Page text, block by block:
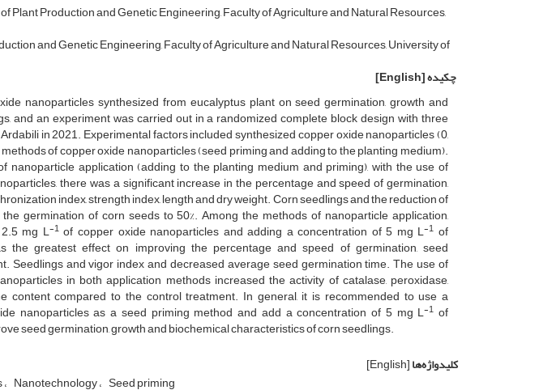
Plant Production and Genetic Engineering, Faculty of Agriculture and Natural Resources,
and Genetic Engineering, Faculty of Agriculture and Natural Resources, University of
چکیده[English]
nanoparticles synthesized from eucalyptus plant on seed germination, growth and
and an experiment was carried out in a randomized complete block design with three
in 2021. Experimental factors included synthesized copper oxide nanoparticles (0,
of copper oxide nanoparticles (seed priming and adding to the planting medium).
nanoparticle application (adding to the planting medium and priming), with the use of
there was a significant increase in the percentage and speed of germination,
index, strength index, length and dry weight. Corn seedlings and the reduction of
germination of corn seeds to 50%. Among the methods of nanoparticle application,
mg L-1of copper oxide nanoparticles and adding a concentration of 5 mg L-1 of
the greatest effect on improving the percentage and speed of germination, seed
Seedlings and vigor index and decreased average seed germination time. The use of
in both application methods increased the activity of catalase, peroxidase,
content compared to the control treatment. In general, it is recommended to use a
nanoparticles as a seed priming method and add a concentration of 5 mg L-1 of
seed germination, growth and biochemical characteristics of corn seedlings.
کلیدواژه‌ها[English]
Nanotechnology Seed priming